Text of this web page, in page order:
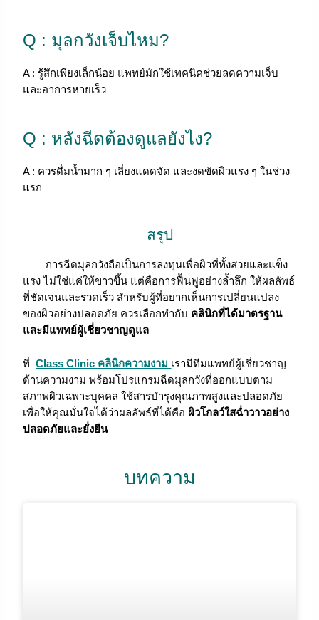
Q : มุลกวังเจ็บไหม?
A : รู้สึกเพียงเล็กน้อย แพทย์มักใช้เทคนิคช่วยลดความเจ็บ
และอาการหายเร็ว
Q : หลังฉีดต้องดูแลยังไง?
A : ควรดื่มน้ำมาก ๆ เลี่ยงแดดจัด และงดขัดผิวแรง ๆ ในช่วง
แรก
สรุป
การฉีดมุลกวังถือเป็นการลงทุนเพื่อผิวที่ทั้งสวยและแข็ง
แรง ไม่ใช่แค่ให้ขาวขึ้น แต่คือการฟื้นฟูอย่างล้ำลึก ให้ผลลัพธ์
ที่ชัดเจนและรวดเร็ว สำหรับผู้ที่อยากเห็นการเปลี่ยนแปลง
ของผิวอย่างปลอดภัย ควรเลือกทำกับ คลินิกที่ได้มาตรฐาน
และมีแพทย์ผู้เชี่ยวชาญดูแล
ที่Class Clinic คลินิกความงาม เรามีทีมแพทย์ผู้เชี่ยวชาญ
ด้านความงาม พร้อมโปรแกรมฉีดมุลกวังที่ออกแบบตาม
สภาพผิวเฉพาะบุคคล ใช้สารบำรุงคุณภาพสูงและปลอดภัย
เพื่อให้คุณมั่นใจได้ว่าผลลัพธ์ที่ได้คือผิวโกลว์ใสฉ่ำวาวอย่าง
ปลอดภัยและยั่งยืน
บทความ